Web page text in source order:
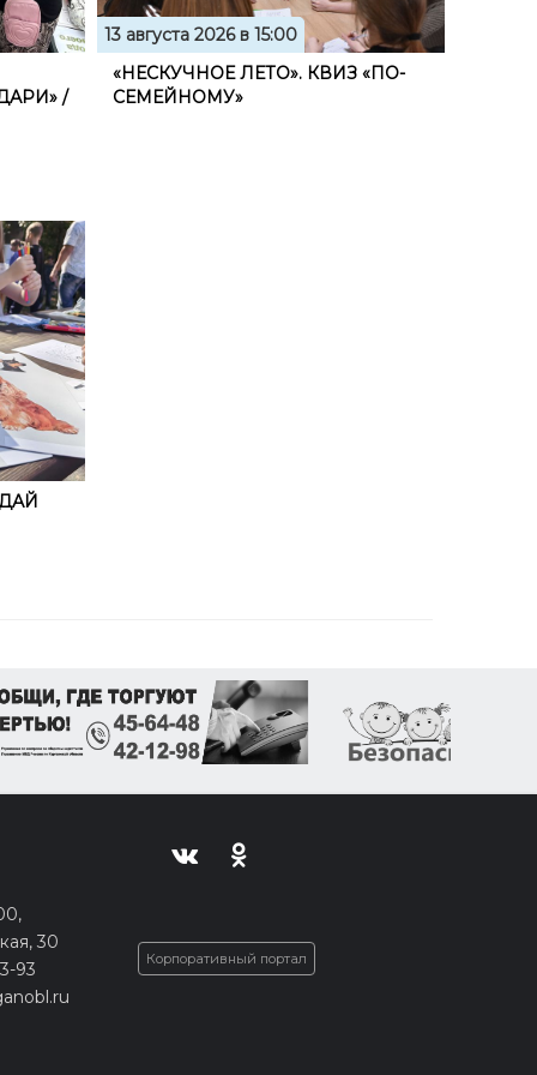
/
13 августа 2026 в 15:00
«НЕСКУЧНОЕ ЛЕТО». КВИЗ «​ПО-
СЕМЕЙНОМУ»
30
93
Корпоративный портал